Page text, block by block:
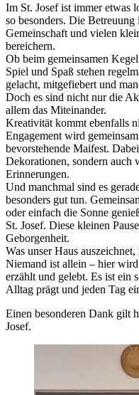
Im St. Josef ist immer etwas
so besonders. Die
Gemeinschaft und vielen
bereichern.
Ob beim gemeinsamen
Spiel und Spaß stehen
gelacht, mitgefiebert und
Doch es sind nicht nur die
allem das Miteinander.
Kreativität kommt ebenfalls
Engagement wird
bevorstehende Maifest.
Dekorationen, sondern auch
Erinnerungen.
Und manchmal sind es
besonders gut tun.
oder einfach die Sonne
St. Josef. Diese kleinen
Geborgenheit.
Was unser Haus
Niemand ist allein – hier
erzählt und gelebt. Es ist ein
Alltag prägt und jeden Tag
Einen besonderen Dank gilt
Josef.